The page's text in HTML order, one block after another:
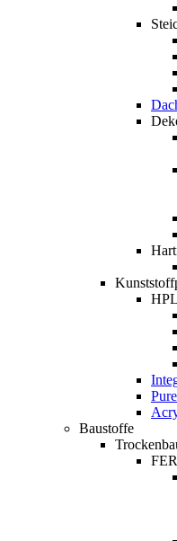
Baustoffe